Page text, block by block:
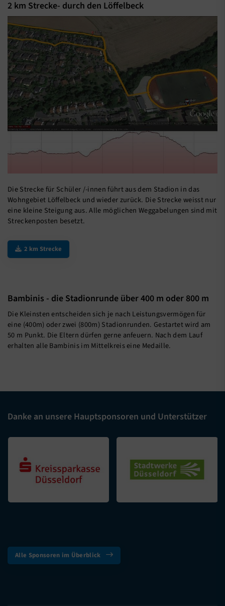
2 km Strecke- durch den Löffelbeck
Die Strecke für Schüler /-innen führt aus dem Stadion in das
Wohngebiet Löffelbeck und wieder zurück. Die Strecke weisst nur
eine kleine Steigung aus. Alle möglichen Weggabelungen sind mit
Streckenposten besetzt.
2 km Strecke
Bambinis - die Stadionrunde über 400 m oder 800 m
Die Kleinsten entscheiden sich je nach Leistungsvermögen für
eine (400m) oder zwei (800m) Stadionrunden. Gestartet wird am
50 m Punkt. Die Eltern dürfen gerne anfeuern. Nach dem Lauf
erhalten alle Bambinis im Mittelkreis eine Medaille.
Danke an unsere Hauptsponsoren und Unterstützer
Alle Sponsoren im Überblick